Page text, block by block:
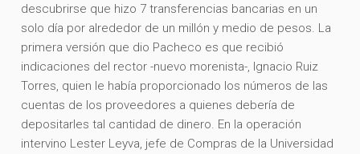
descubrirse que hizo 7 transferencias bancarias en un
solo día por alrededor de un millón y medio de pesos. La
primera versión que dio Pacheco es que recibió
indicaciones del rector -nuevo morenista-, Ignacio Ruiz
Torres, quien le había proporcionado los números de las
cuentas de los proveedores a quienes debería de
depositarles tal cantidad de dinero. En la operación
intervino Lester Leyva, jefe de Compras de la Universidad